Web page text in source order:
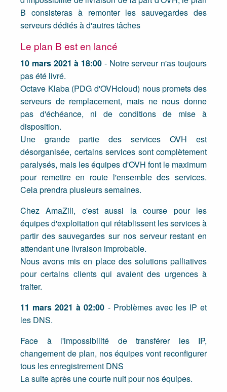
B consisteras à remonter les sauvegardes des
serveurs dédiés à d'autres tâches
Le plan B est en lancé
10 mars 2021 à 18:00 - Notre serveur n'as toujours
pas été livré.
Octave Klaba (PDG d'OVHcloud) nous promets des
serveurs de remplacement, mais ne nous donne
pas d'échéance, ni de conditions de mise à
disposition.
Une grande partie des services OVH est
désorganisée, certains services sont complètement
paralysés, mais les équipes d'OVH font le maximum
pour remettre en route l'ensemble des services.
Cela prendra plusieurs semaines.
Chez AmaZili, c'est aussi la course pour les
équipes d'exploitation qui rétablissent les services à
partir des sauvegardes sur nos serveur restant en
attendant une livraison improbable.
Nous avons mis en place des solutions palliatives
pour certains clients qui avaient des urgences à
traiter.
11 mars 2021 à 02:00 - Problèmes avec les IP et
les DNS.
Face à l'impossibilité de transférer les IP,
changement de plan, nos équipes vont reconfigurer
tous les enregistrement DNS
La suite après une courte nuit pour nos équipes.